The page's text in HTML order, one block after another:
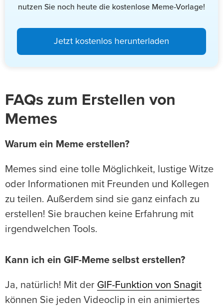
nutzen Sie noch heute die kostenlose Meme-Vorlage!
Jetzt kostenlos herunterladen
FAQs zum Erstellen von
Memes
Warum ein Meme erstellen?
Memes sind eine tolle Möglichkeit, lustige Witze
oder Informationen mit Freunden und Kollegen
zu teilen. Außerdem sind sie ganz einfach zu
erstellen! Sie brauchen keine Erfahrung mit
irgendwelchen Tools.
Kann ich ein GIF-Meme selbst erstellen?
Ja, natürlich! Mit der GIF-Funktion von Snagit
können Sie jeden Videoclip in ein animiertes